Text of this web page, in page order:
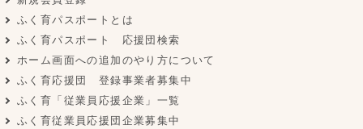
ふく育パスポートとは
ふく育パスポート 応援団検索
ホーム画面への追加のやり方について
ふく育応援団 登録事業者募集中
ふく育「従業員応援企業」一覧
ふく育従業員応援団企業募集中